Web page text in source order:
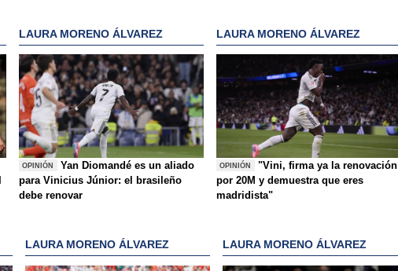
LAURA MORENO ÁLVAREZ
OPINIÓN
Yan Diomandé es un aliado
para Vinicius Júnior: el brasileño
debe renovar
LAURA MORENO ÁLVAREZ
OPINIÓN
"Vini, firma ya la renovación
por 20M y demuestra que eres
madridista"
LAURA MORENO ÁLVAREZ LAURA MORENO ÁLVAREZ